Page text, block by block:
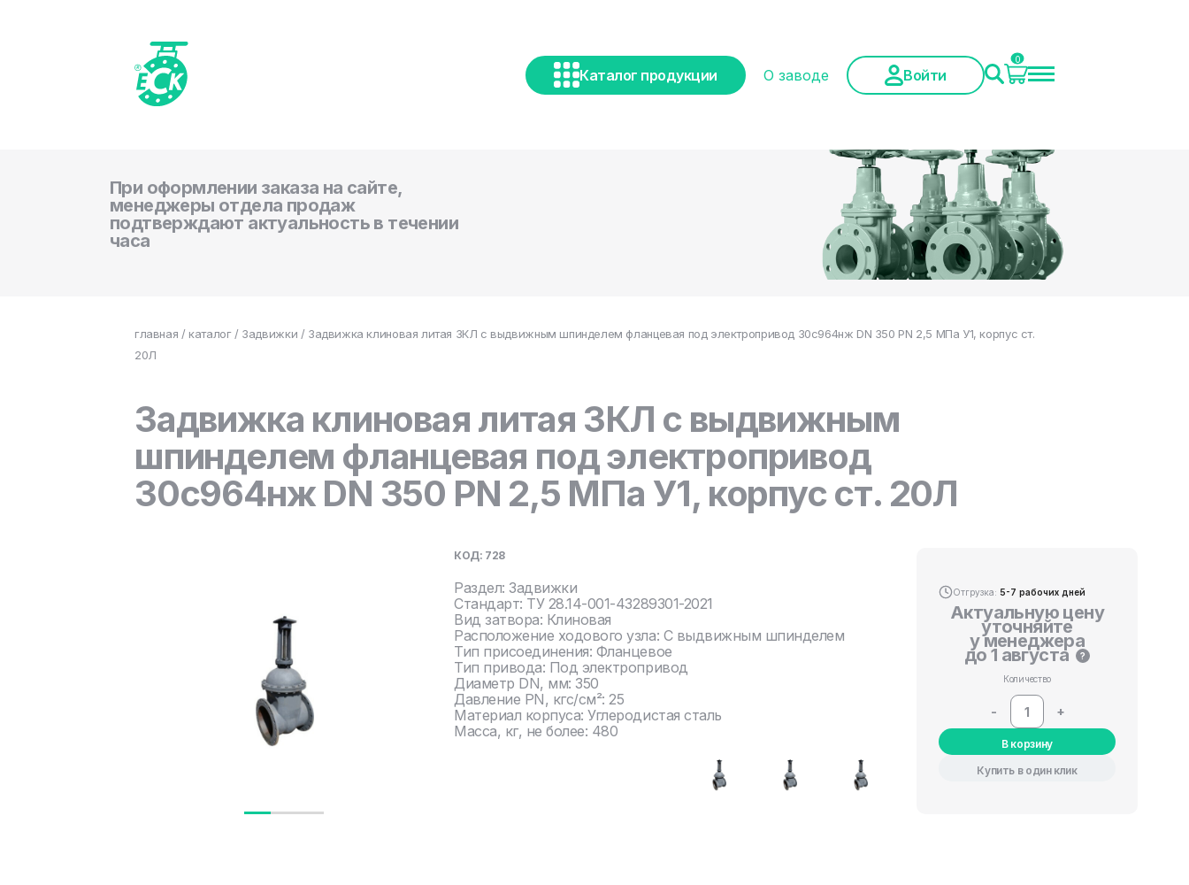
Каталог продукции О заводе Войти
0
При оформлении заказа на сайте,
менеджеры отдела продаж
подтверждают актуальность в течении
часа
главная / каталог/ Задвижки / Задвижка клиновая литая ЗКЛ с выдвижным шпинделем фланцевая под электропривод 30с964нж DN 350 PN 2,5 МПа У1, корпус ст.
20Л
Задвижка клиновая литая ЗКЛ с выдвижным
шпинделем фланцевая под электропривод
30с964нж DN 350 PN 2,5 МПа У1, корпус ст. 20Л
КОД: 728
Раздел: Задвижки
Стандарт: ТУ 28.14-001-43289301-2021
Вид затвора: Клиновая
Расположение ходового узла: С выдвижным шпинделем
Тип присоединения: Фланцевое
Тип привода: Под электропривод
Диаметр DN, мм: 350
Давление PN, кгс/см²: 25
Материал корпуса: Углеродистая сталь
Масса, кг, не более: 480
Отгрузка: 5-7 рабочих дней
Актуальную цену
уточняйте
у менеджера
до 1 августа ?
Количество
- +
В корзину
Купить в один клик